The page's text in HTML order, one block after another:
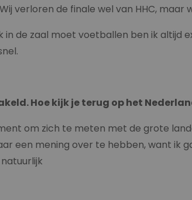
verloren de finale wel van HHC, maar
de zaal moet voetballen ben ik altijd
Hoe kijk je terug op het
om zich te meten met de grote
een mening over te hebben, want ik